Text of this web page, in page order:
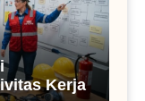
Kerja